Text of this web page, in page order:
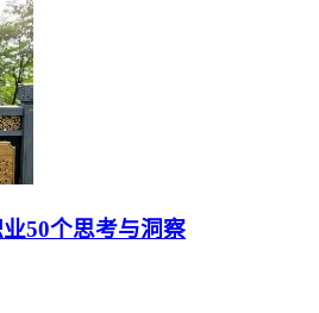
50个思考与洞察